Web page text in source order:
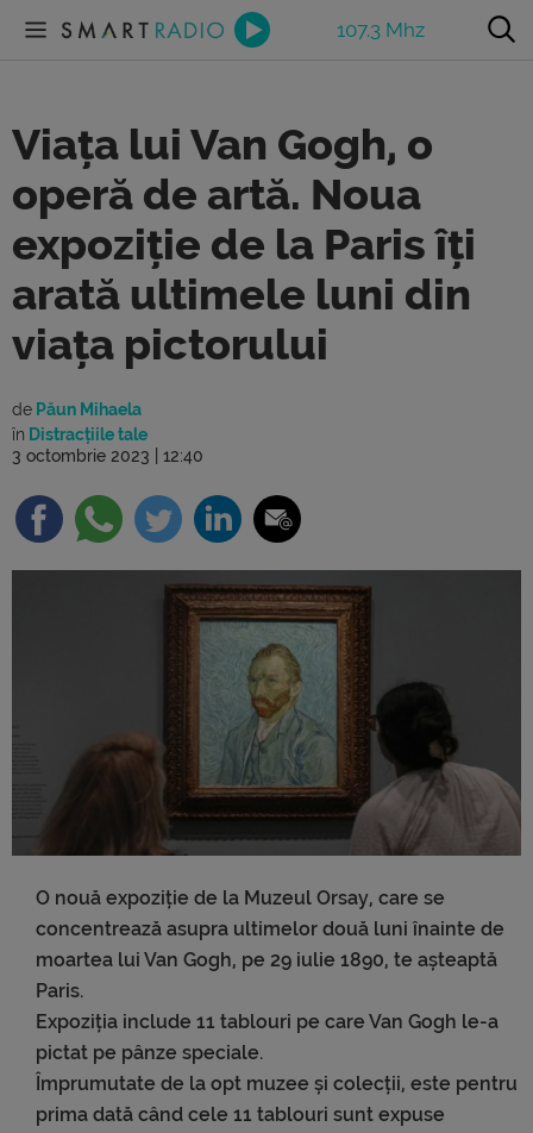
107.3 Mhz
Viața lui Van Gogh, o
operă de artă. Noua
expoziție de la Paris îți
arată ultimele luni din
viața pictorului
de Păun Mihaela
în Distracțiile tale
3 octombrie 2023 | 12:40
O nouă expoziție de la Muzeul Orsay, care se
concentrează asupra ultimelor două luni înainte de
moartea lui Van Gogh, pe 29 iulie 1890, te așteaptă
Paris.
Expoziția include 11 tablouri pe care Van Gogh le-a
pictat pe pânze speciale.
Împrumutate de la opt muzee și colecții, este pentru
prima dată când cele 11 tablouri sunt expuse